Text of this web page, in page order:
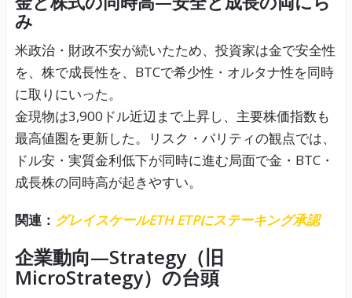
み
米政治・財政不安が続いたため、投資家は金で安全性
を、株で成長性を、BTCで希少性・オルタナ性を同時
に取りにいった。
金現物は3,900ドル近辺まで上昇し、主要株価指数も
最高値圏を更新した。リスク・パリティの観点では、
ドル安・実質金利低下が同時に進む局面で金・BTC・
成長株の同時高が起きやすい。
関連： グレイスケールETH ETPにステーキング承認
企業動向—Strategy（旧
MicroStrategy）の台頭